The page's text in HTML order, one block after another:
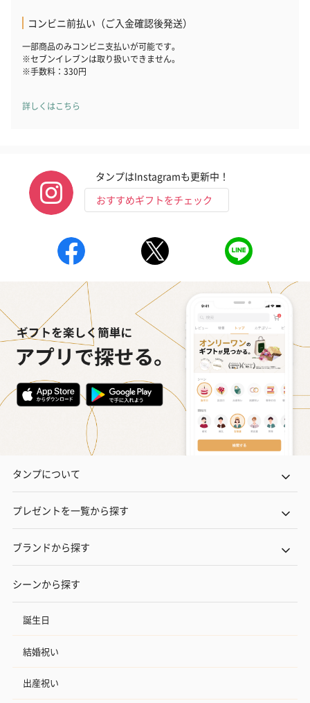
コンビニ前払い（ご入金確認後発送）
一部商品のみコンビニ支払いが可能です。
※セブンイレブンは取り扱いできません。
※手数料：330円
詳しくはこちら
タンプはInstagramも更新中！
おすすめギフトをチェック
タンプについて
プレゼントを一覧から探す
ブランドから探す
シーンから探す
誕生日
結婚祝い
出産祝い